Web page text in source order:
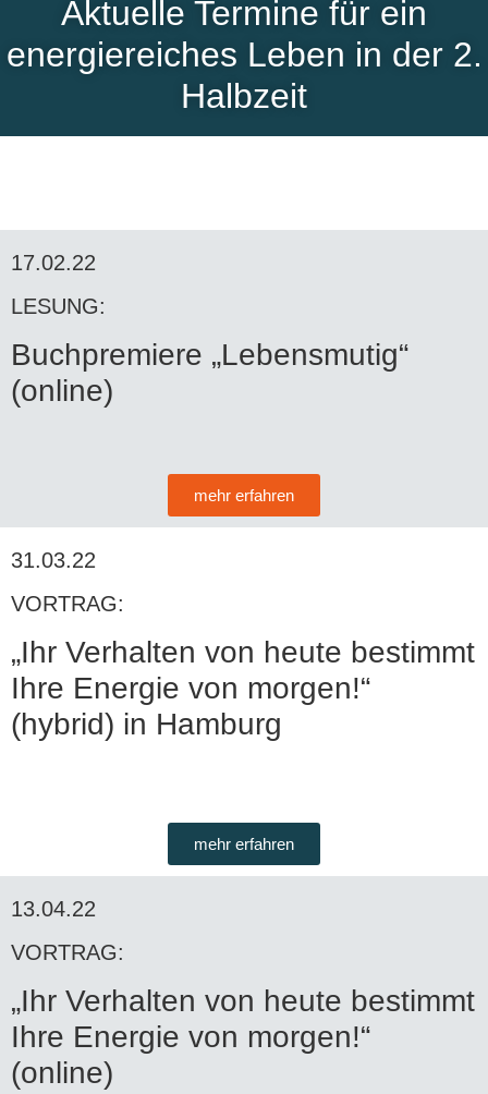
Aktuelle Termine für ein
energiereiches Leben in der 2.
Halbzeit
17.02.22
LESUNG:
Buchpremiere „Lebensmutig“
(online)
mehr erfahren
31.03.22
VORTRAG:
„Ihr Verhalten von heute bestimmt
Ihre Energie von morgen!“
(hybrid) in Hamburg
mehr erfahren
13.04.22
VORTRAG:
„Ihr Verhalten von heute bestimmt
Ihre Energie von morgen!“
(online)